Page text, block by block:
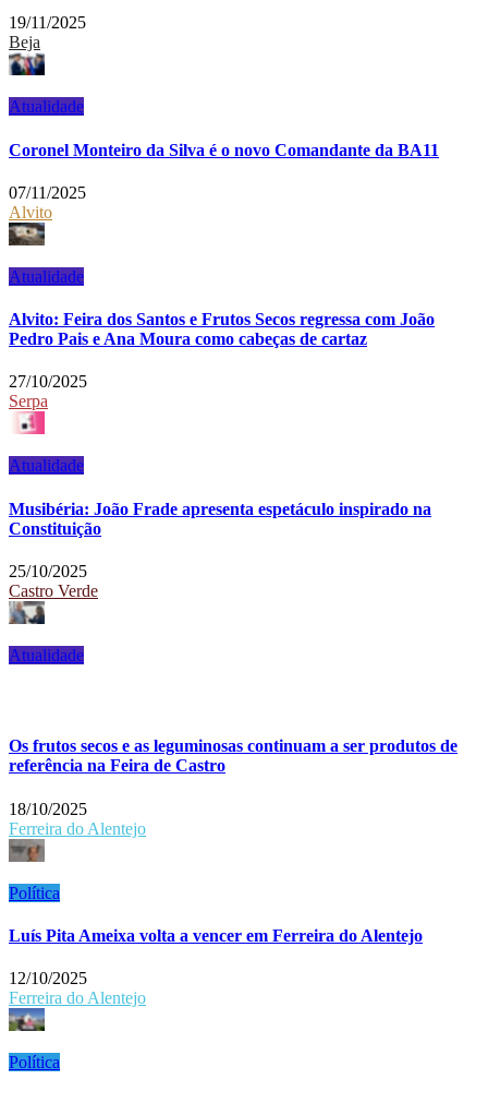
19/11/2025
Beja
Atualidade
Coronel Monteiro da Silva é o novo Comandante da BA11
07/11/2025
Alvito
Atualidade
Alvito: Feira dos Santos e Frutos Secos regressa com João
Pedro Pais e Ana Moura como cabeças de cartaz
27/10/2025
Serpa
Atualidade
Musibéria: João Frade apresenta espetáculo inspirado na
Constituição
25/10/2025
Castro Verde
Atualidade
Os frutos secos e as leguminosas continuam a ser produtos de
referência na Feira de Castro
18/10/2025
Ferreira do Alentejo
Política
Luís Pita Ameixa volta a vencer em Ferreira do Alentejo
12/10/2025
Ferreira do Alentejo
Política